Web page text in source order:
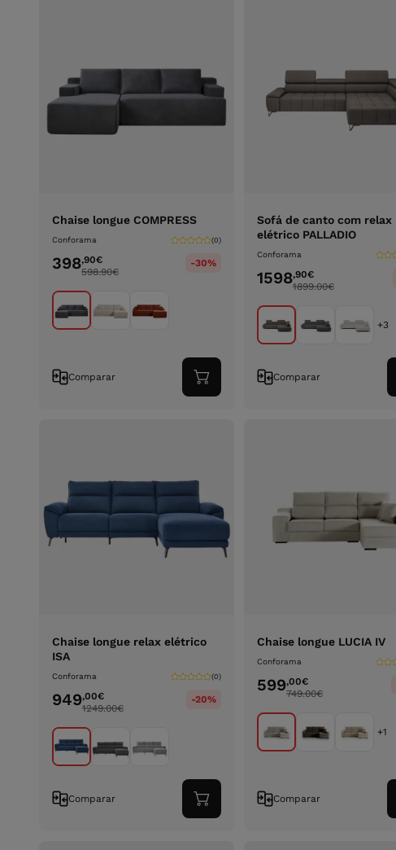
Chaise longue COMPRESS
Conforama (0)
398,90€
598.90€
-30%
Comparar
Adicionar
ao
Sofá de canto com relax
elétrico PALLADIO
Conforama
1598,90€
1899.00€
+3
Comparar
Chaise longue relax elétrico
ISA
Conforama (0)
949,00€
1249.00€
-20%
Comparar
Adicionar
ao
Chaise longue LUCIA IV
Conforama
599,00€
749.00€
+1
Comparar